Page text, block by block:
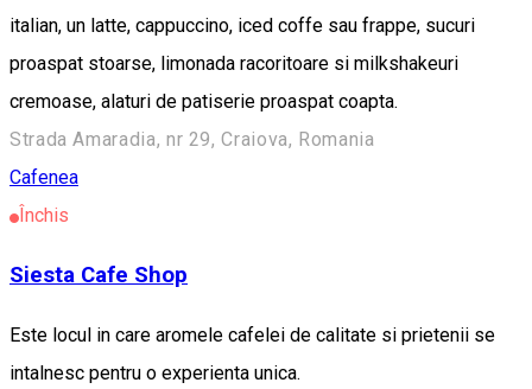
italian, un latte, cappuccino, iced coffe sau frappe, sucuri
proaspat stoarse, limonada racoritoare si milkshakeuri
cremoase, alaturi de patiserie proaspat coapta.
Strada Amaradia, nr 29, Craiova, Romania
Cafenea
Închis
Siesta Cafe Shop
Este locul in care aromele cafelei de calitate si prietenii se
intalnesc pentru o experienta unica.